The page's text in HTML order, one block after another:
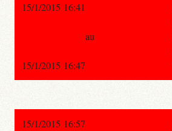
15/1/2015 16:41
au
15/1/2015 16:47
15/1/2015 16:57